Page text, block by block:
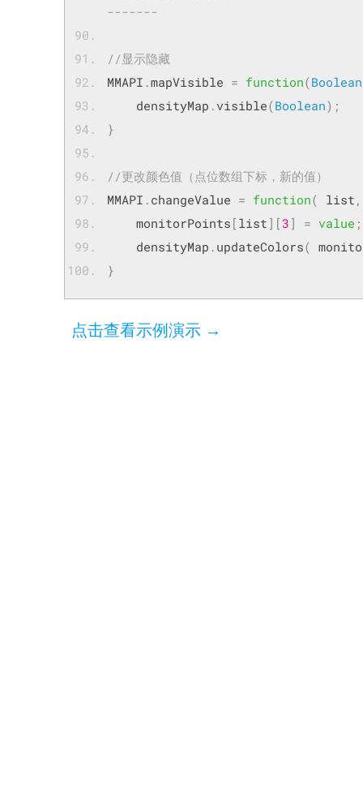
-------
//显示隐藏
MMAPI .mapVisible = function(Boolean
	densityMap
. visible(Boolean);
}
//更改颜色值（点位数组下标，新的值）
MMAPI . changeValue = function( list ,
	monitorPoints
[ list ][3 ] = value ;
	densityMap
. updateColors(
}
点击查看示例演示 →